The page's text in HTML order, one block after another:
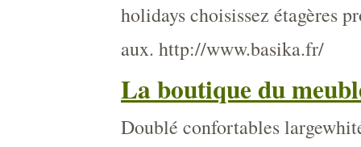
holidays choisissez étagères
aux. http://www.basika.fr/
La boutique du
Doublé confortables